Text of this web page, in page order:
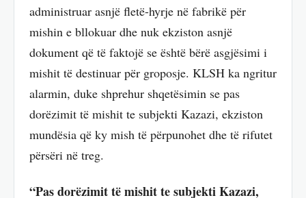
administruar asnjë fletë-hyrje në fabrikë për
mishin e bllokuar dhe nuk ekziston asnjë
dokument që të faktojë se është bërë asgjësimi i
mishit të destinuar për groposje. KLSH ka ngritur
alarmin, duke shprehur shqetësimin se pas
dorëzimit të mishit te subjekti Kazazi, ekziston
mundësia që ky mish të përpunohet dhe të rifutet
përsëri në treg.
“Pas dorëzimit të mishit te subjekti Kazazi,